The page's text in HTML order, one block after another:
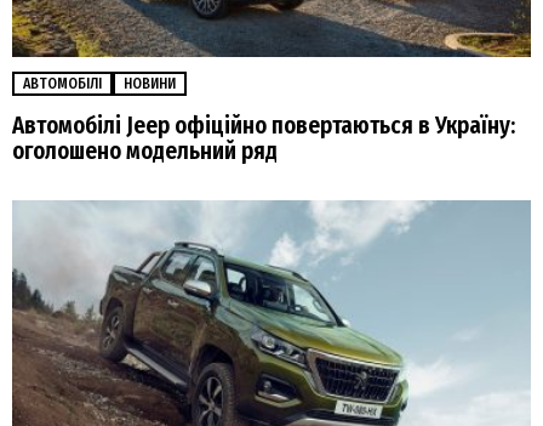
АВТОМОБІЛІ НОВИНИ
Автомобілі Jeep офіційно повертаються в Україну:
оголошено модельний ряд